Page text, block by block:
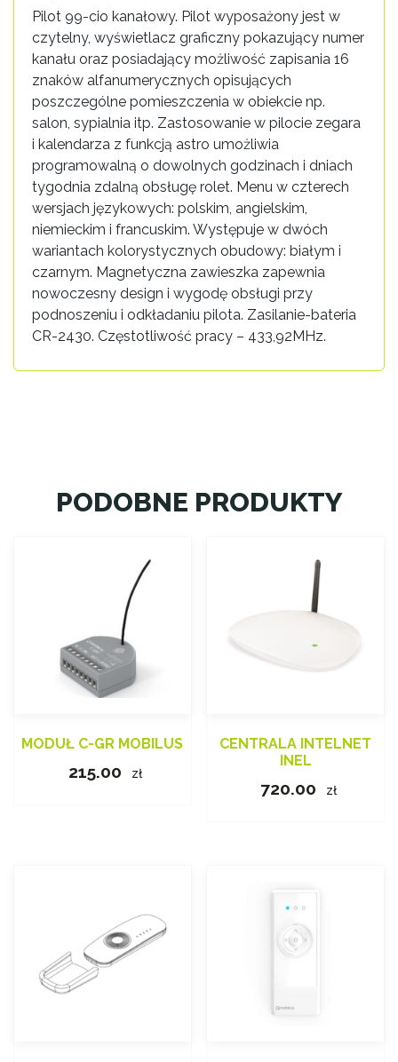
Pilot 99-cio kanałowy. Pilot wyposażony jest w
czytelny, wyświetlacz graficzny pokazujący numer
kanału oraz posiadający możliwość zapisania 16
znaków alfanumerycznych opisujących
poszczególne pomieszczenia w obiekcie np.
salon, sypialnia itp. Zastosowanie w pilocie zegara
i kalendarza z funkcją astro umożliwia
programowalną o dowolnych godzinach i dniach
tygodnia zdalną obsługę rolet. Menu w czterech
wersjach językowych: polskim, angielskim,
niemieckim i francuskim. Występuje w dwóch
wariantach kolorystycznych obudowy: białym i
czarnym. Magnetyczna zawieszka zapewnia
nowoczesny design i wygodę obsługi przy
podnoszeniu i odkładaniu pilota. Zasilanie-bateria
CR-2430. Częstotliwość pracy – 433,92MHz.
PODOBNE PRODUKTY
MODUŁ C-GR MOBILUS
215.00 zł
CENTRALA INTELNET
INEL
720.00 zł